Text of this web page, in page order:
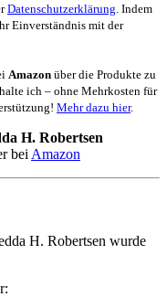
Datenschutzerklärung . Indem
Einverständnis mit der
Amazon über die Produkte zu
ich – ohne Mehrkosten für
Mehr dazu hier.
H. Robertsen
bei Amazon
H. Robertsen wurde